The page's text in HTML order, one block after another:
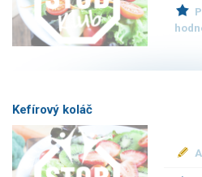
Kefírový koláč